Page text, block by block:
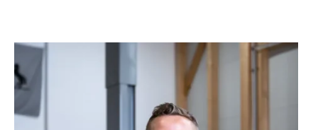
verlassen kann